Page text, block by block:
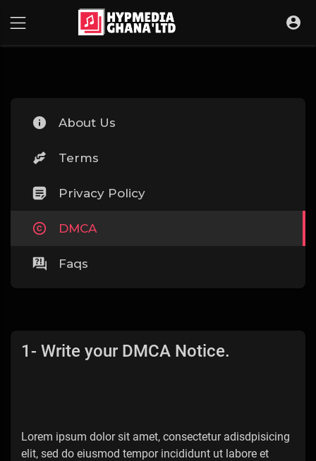
About Us
Terms
Privacy Policy
DMCA
Faqs
1- Write your DMCA Notice.
Lorem ipsum dolor sit amet, consectetur adisdpisicing
elit, sed do eiusmod tempor incididunt ut labore et